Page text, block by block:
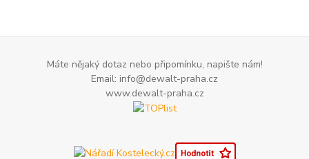
Máte nějaký dotaz nebo připomínku, napište nám!
Email: info@dewalt-praha.cz
www.dewalt-praha.cz